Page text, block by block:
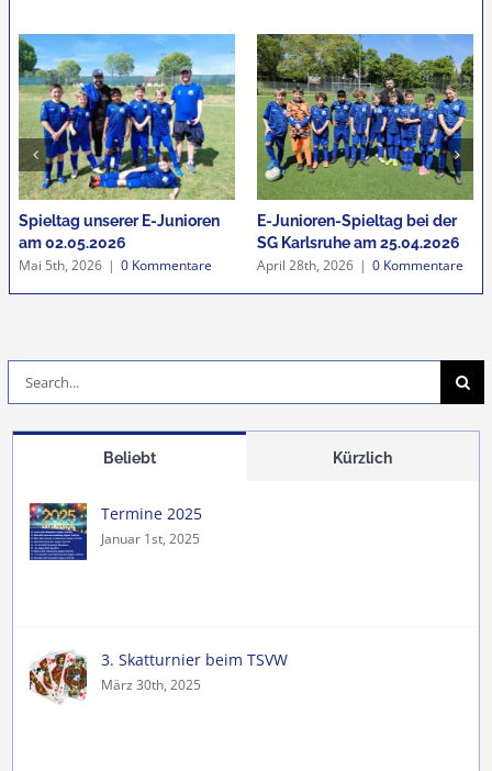
Suche
nach:
Beliebt Kürzlich
Termine 2025
Januar 1st, 2025
3. Skatturnier beim TSVW
März 30th, 2025
Spieltag unserer E-Junioren
am 02.05.2026
Mai 5th, 2026 | 0 Kommentare
E-Junioren-Spieltag bei der
SG Karlsruhe am 25.04.2026
April 28th, 2026 | 0 Kommentare